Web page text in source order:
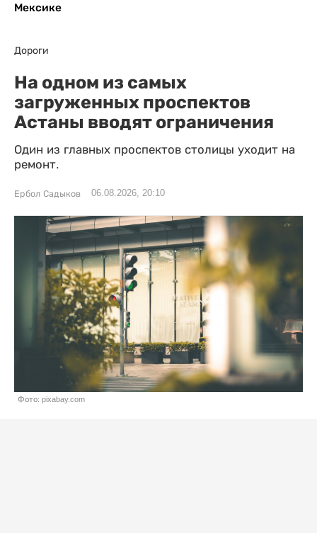
Мексике
Дороги
На одном из самых
загруженных проспектов
Астаны вводят ограничения
Один из главных проспектов столицы уходит на
ремонт.
Ербол Садыков 06.08.2026, 20:10
Фото: pixabay.com